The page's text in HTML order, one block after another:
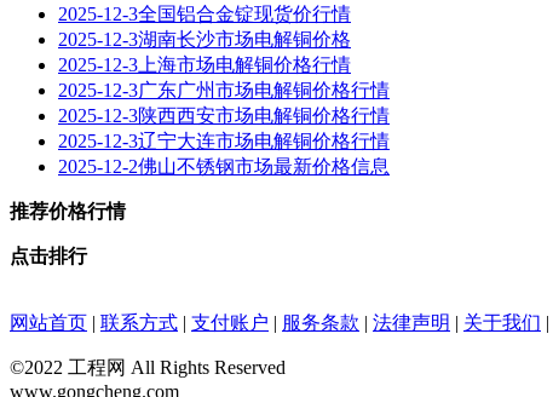
2025-12-3全国铝合金锭现货价行情
2025-12-3湖南长沙市场电解铜价格
2025-12-3上海市场电解铜价格行情
2025-12-3广东广州市场电解铜价格行情
2025-12-3陕西西安市场电解铜价格行情
2025-12-3辽宁大连市场电解铜价格行情
2025-12-2佛山不锈钢市场最新价格信息
推荐价格行情
点击排行
网站首页 | 联系方式 | 支付账户 | 服务条款 | 法律声明 | 关于我们 |
©2022 工程网 All Rights Reserved
www.gongcheng.com